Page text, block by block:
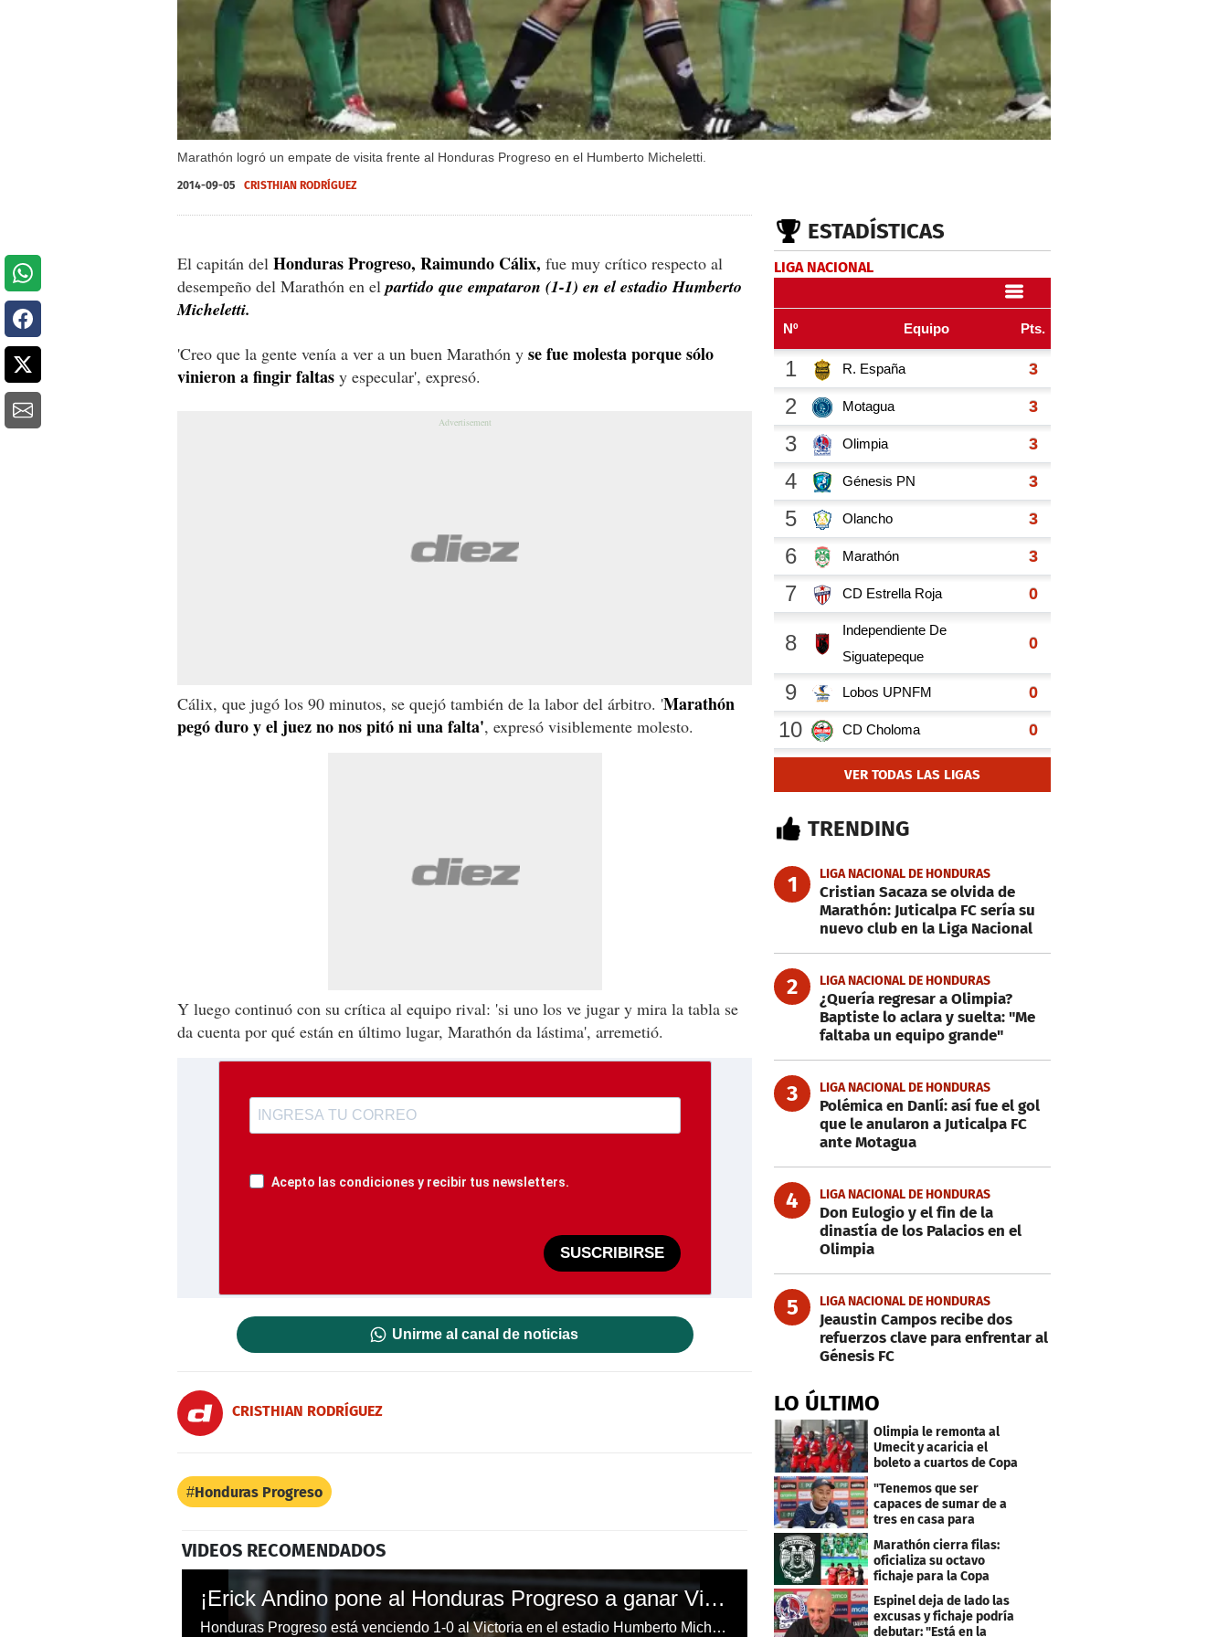
Marathón logró un empate de visita frente al Honduras Progreso en el Humberto Micheletti.
2014-09-05 CRISTHIAN RODRÍGUEZ
El capitán del Honduras Progreso, Raimundo Cálix, fue muy crítico respecto al
desempeño del Marathón en elpartido que empataron (1-1) en el estadio Humberto
Micheletti.
'Creo que la gente venía a ver a un buen Marathón y se fue molesta porque sólo
vinieron a fingir faltas y especular', expresó.
Cálix, que jugó los 90 minutos, se quejó también de la labor del árbitro. 'Marathón
pegó duro y el juez no nos pitó ni una falta', expresó visiblemente molesto.
Y luego continuó con su crítica al equipo rival: 'si uno los ve jugar y mira la tabla se
da cuenta por qué están en último lugar, Marathón da lástima', arremetió.
Acepto las condiciones y recibir tus newsletters.
SUSCRIBIRSE
Unirme al canal de noticias
CRISTHIAN RODRÍGUEZ
Honduras Progreso
VIDEOS RECOMENDADOS
¡Erick Andino pone al Honduras Progreso a ganar Victoria en el Humberto Micheletti!
Honduras Progreso está venciendo 1-0 al Victoria en el estadio Humberto Micheletti en el duelo que cierra la Fecha 8 del Clausura en Honduras.
ESTADÍSTICAS
LIGA NACIONAL
VER TODAS LAS LIGAS
TRENDING
1 LIGA NACIONAL DE HONDURAS
Cristian Sacaza se olvida de
Marathón: Juticalpa FC sería su
nuevo club en la Liga Nacional
2 LIGA NACIONAL DE HONDURAS
¿Quería regresar a Olimpia?
Baptiste lo aclara y suelta: "Me
faltaba un equipo grande"
3 LIGA NACIONAL DE HONDURAS
Polémica en Danlí: así fue el gol
que le anularon a Juticalpa FC
ante Motagua
4 LIGA NACIONAL DE HONDURAS
Don Eulogio y el fin de la
dinastía de los Palacios en el
Olimpia
5 LIGA NACIONAL DE HONDURAS
Jeaustin Campos recibe dos
refuerzos clave para enfrentar al
Génesis FC
LO ÚLTIMO
Olimpia le remonta al
Umecit y acaricia el
boleto a cuartos de Copa
"Tenemos que ser
capaces de sumar de a
tres en casa para
asegurar la
clasificación"
Marathón cierra filas:
oficializa su octavo
fichaje para la Copa
Centroamericana
Espinel deja de lado las
excusas y fichaje podría
debutar: "Está en la